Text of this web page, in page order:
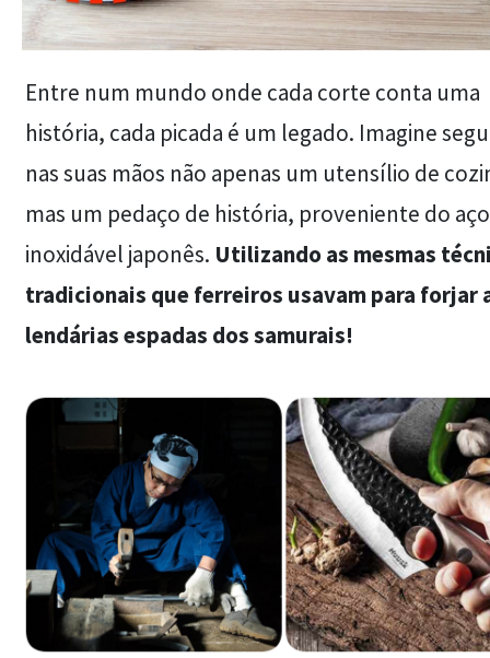
Entre num mundo onde cada corte conta uma
história, cada picada é um legado. Imagine
nas suas mãos não apenas um utensílio de
mas um pedaço de história, proveniente do aço
inoxidável japonês. Utilizando as mesmas
tradicionais que ferreiros usavam para forjar
lendárias espadas dos samurais!